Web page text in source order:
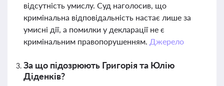
відсутність умислу. Суд наголосив, що
кримінальна відповідальність настає лише за
умисні дії, а помилки у декларації не є
кримінальним правопорушенням. Джерело
За що підозрюють Григорія та Юлію
Діденків?